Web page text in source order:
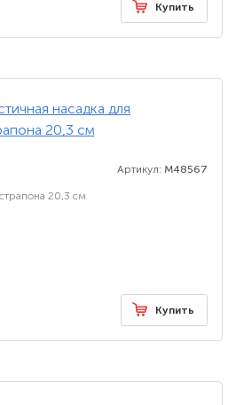
Купить
Артикул: M48567
20,3 см
Купить